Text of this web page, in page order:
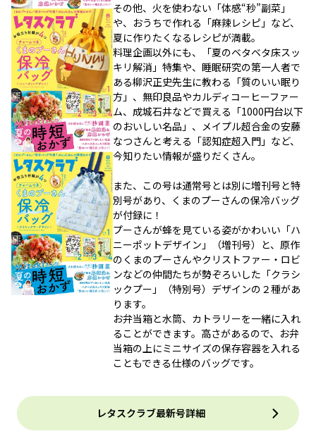
その他、火を使わない「体感“秒”副菜」
や、おうちで作れる「麻辣レシピ」など、
夏に作りたくなるレシピが満載。
料理企画以外にも、「夏のベタベタ床スッ
キリ解消」特集や、睡眠研究の第一人者で
ある柳沢正史先生に教わる「質のいい眠り
方」、無印良品やカルディコーヒーファー
ム、成城石井などで買える「1000円台以下
のおいしい名品」、メイプル超合金の安藤
なつさんと考える「認知症超入門」など、
今知りたい情報が盛りだくさん。
また、この号は通常号とは別に増刊号と特
別号があり、くまのプーさんの保冷バッグ
が付録に！
プーさんが蜂を見ている姿がかわいい「ハ
ニーポットデザイン」（増刊号）と、原作
のくまのプーさんやクリストファー・ロビ
ンなどの仲間たちが勢ぞろいした「クラシ
ックプー」（特別号）デザインの２種があ
ります。
お弁当箱と水筒、カトラリーを一緒に入れ
ることができます。高さがあるので、お弁
当箱の上にミニサイズの保存容器を入れる
こともできる仕様のバッグです。
レタスクラブ最新号詳細